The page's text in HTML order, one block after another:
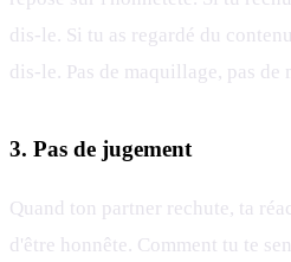
dis-le. Si tu as regardé du
dis-le. Pas de maquillage, pas
3. Pas de jugement
Quand ton partner rechute, ta
d'être honnête. Comment tu te